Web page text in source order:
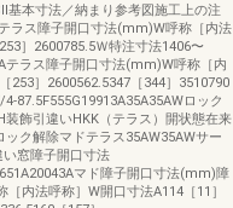
基本寸法／納まり参考図施工上の注
ラス障子開口寸法(mm)W呼称［内法
］2600785.5Ｗ特注寸法1406〜
テラス障子開口寸法(mm)W呼称［内
253］2600562.5347［344］3510790
87.5F555G19913A35A35AWロック
飾引違いHKK（テラス）開状態在来
ック解除マドテラス35AW35AWサー
窓障子開口寸法
マド障子開口寸法(mm)障
内法呼称］W開口寸法A114［11］